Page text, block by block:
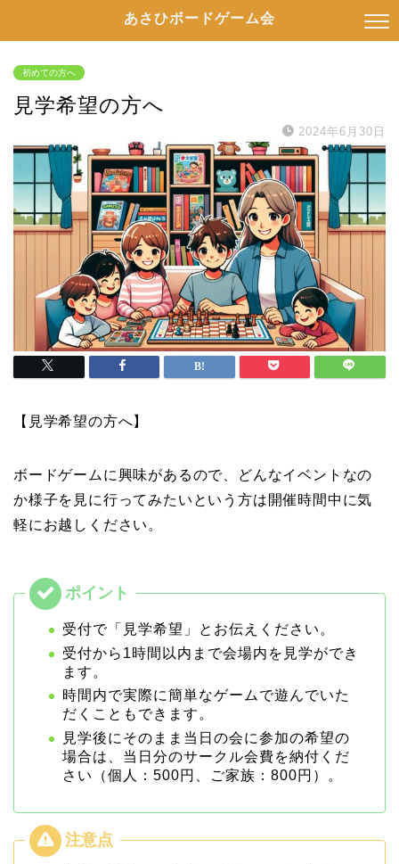
あさひボードゲーム会
初めての方へ
見学希望の方へ
2024年6月30日
【見学希望の方へ】
ボードゲームに興味があるので、どんなイベントなの
か様子を見に行ってみたいという方は開催時間中に気
軽にお越しください。
受付で「見学希望」とお伝えください。
受付から1時間以内まで会場内を見学ができ
ます。
時間内で実際に簡単なゲームで遊んでいた
だくこともできます。
見学後にそのまま当日の会に参加の希望の
場合は、当日分のサークル会費を納付くだ
さい（個人：500円、ご家族：800円）。